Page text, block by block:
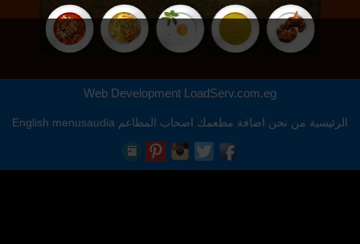
Web Development LoadServ.com.eg
الرئيسية من نحن اضافة مطعمك اصحاب المطاعم menusaudia
English